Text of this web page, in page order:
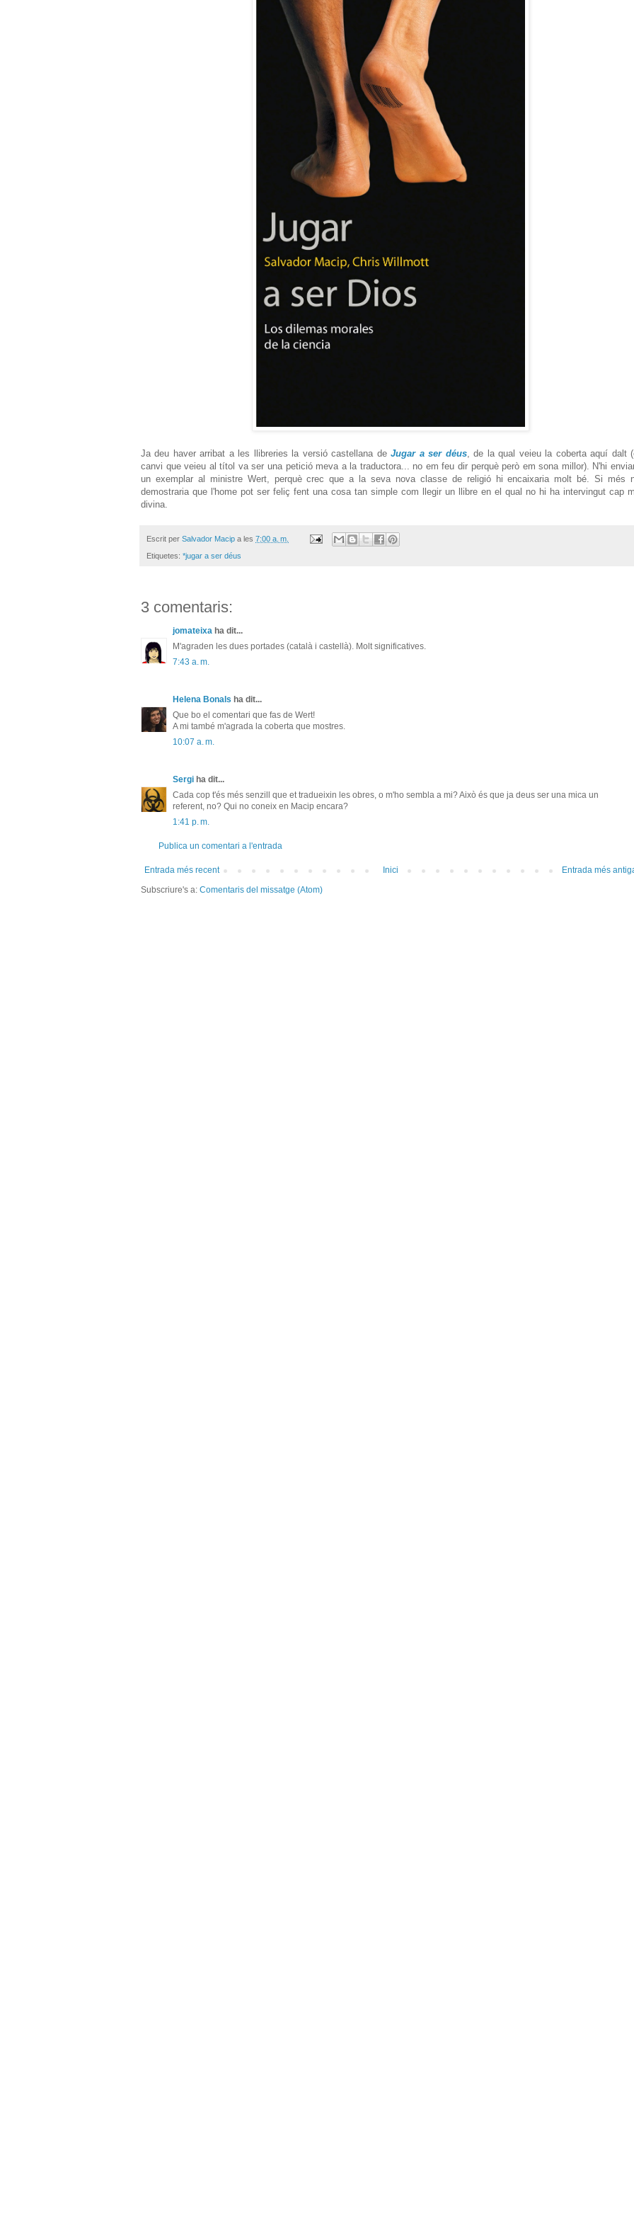
Ja deu haver arribat a les llibreries la versió castellana deJugar a ser déus, de la qual veieu la coberta aquí dalt
canvi que veieu al títol va ser una petició meva a la traductora... no em feu dir perquè però em sona millor). N'hi
un exemplar al ministre Wert, perquè crec que a la seva nova classe de religió hi encaixaria molt bé. Si més
demostraria que l'home pot ser feliç fent una cosa tan simple com llegir un llibre en el qual no hi ha intervingut cap
divina.
Escrit per Salvador Macip a les 7:00 a. m.
Etiquetes: *jugar a ser déus
3 comentaris:
jomateixa ha dit...
M'agraden les dues portades (català i castellà). Molt significatives.
7:43 a. m.
Helena Bonals ha dit...
Que bo el comentari que fas de Wert!
A mi també m'agrada la coberta que mostres.
10:07 a. m.
Sergi ha dit...
Cada cop t'és més senzill que et tradueixin les obres, o m'ho sembla a mi? Això és que ja deus ser una mica un
referent, no? Qui no coneix en Macip encara?
1:41 p. m.
Publica un comentari a l'entrada
Entrada més recent Entrada més
Inici
Subscriure's a: Comentaris del missatge (Atom)